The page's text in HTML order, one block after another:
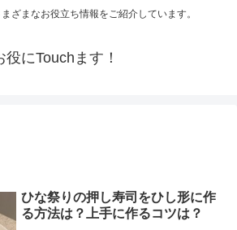
ざまなお役立ち情報をご紹介しています。
役にTouchます！
ひな祭りの押し寿司をひし形に作
る方法は？上手に作るコツは？